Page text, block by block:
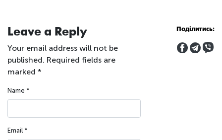
Leave a Reply
Your email address will not be
published. Required fields are
marked *
Name *
Email *
Поділитись: